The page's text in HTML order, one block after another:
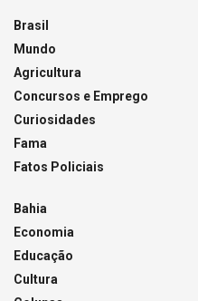
Brasil
Mundo
Agricultura
Concursos e Emprego
Curiosidades
Fama
Fatos Policiais
Bahia
Economia
Educação
Cultura